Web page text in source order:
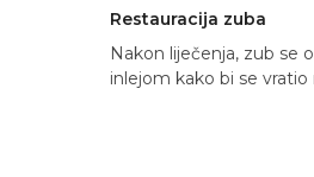
Restauracija zuba
Nakon liječenja, zub se
inlejom kako bi se